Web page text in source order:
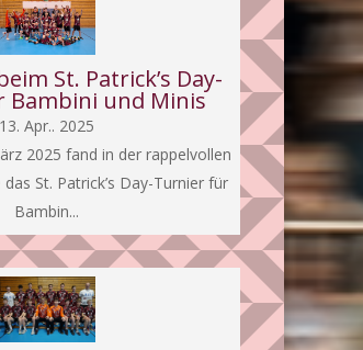
St. Patrick’s Day-
und Minis
13. Apr.. 2025
2025 fand in der rappelvollen
St. Patrick’s Day-Turnier für
Bambin...